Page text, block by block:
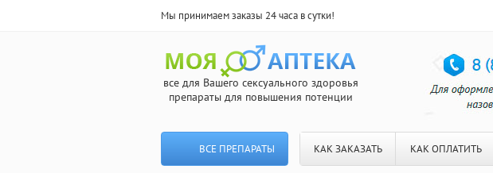
Мы принимаем заказы 24 часа в сутки!
все для Вашего сексуального здоровья
препараты для повышения потенции
ВСЕ ПРЕПАРАТЫ КАК ЗАКАЗАТЬ КАК ОПЛАТИТЬ